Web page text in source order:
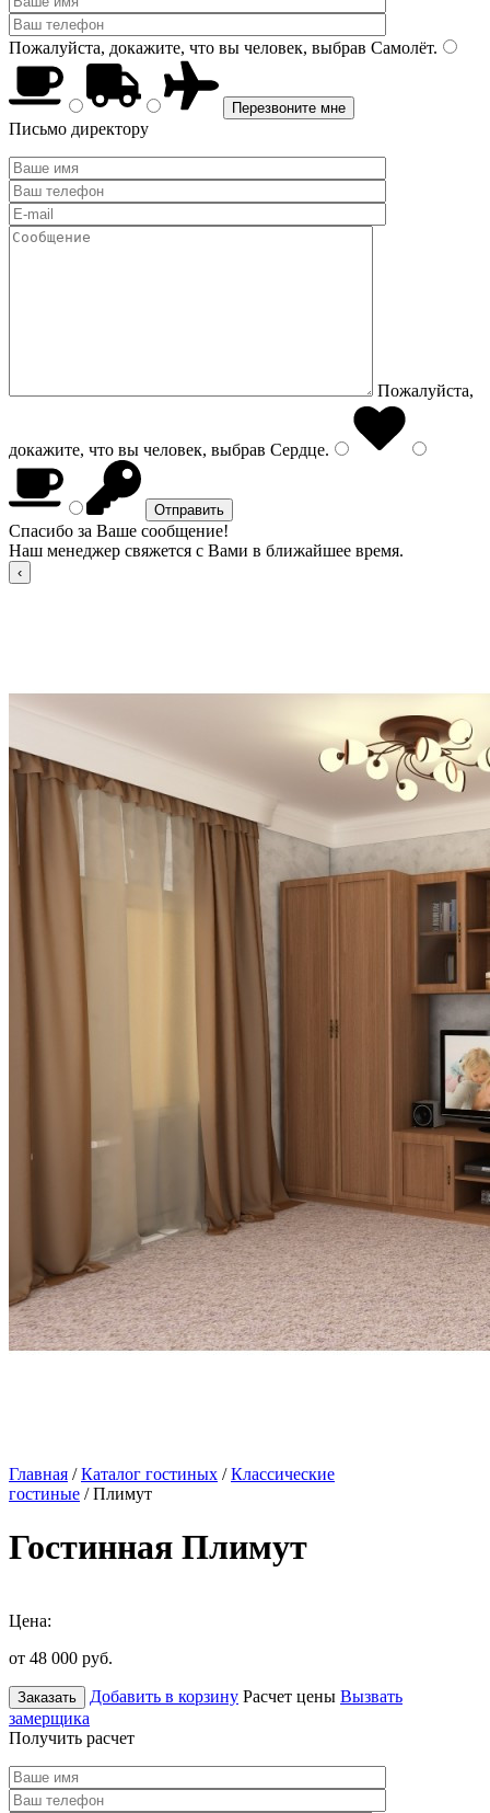
Пожалуйста, докажите, что вы человек, выбрав Самолёт.
Письмо директору
Пожалуйста,
докажите, что вы человек, выбрав Сердце.
Спасибо за Ваше сообщение!
Наш менеджер свяжется с Вами в ближайшее время.
Главная /Каталог гостиных /Классические
гостиные / Плимут
Гостинная Плимут
Цена:
от 48 000 руб.
Заказать Добавить в корзину Расчет цены Вызвать
замерщика
Получить расчет